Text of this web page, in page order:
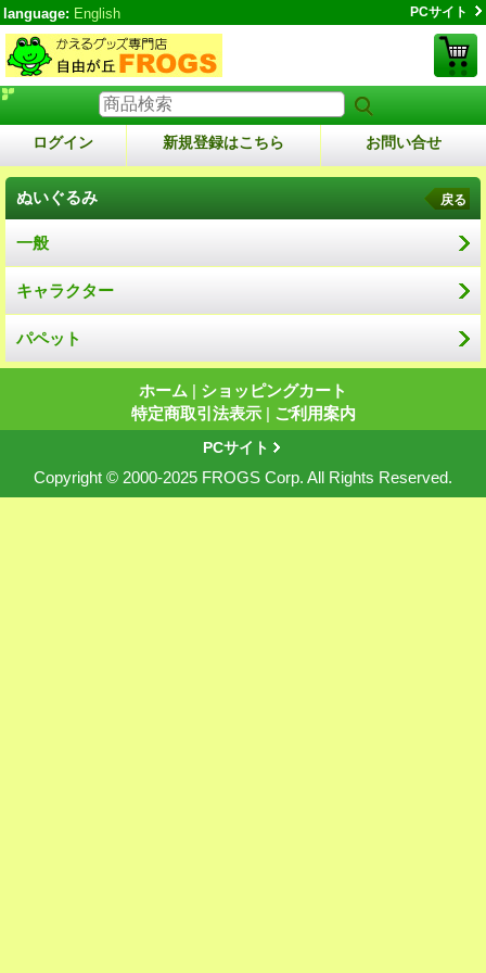
language: English PCサイト
ログイン 新規登録はこちら お問い合せ
ぬいぐるみ 戻る
一般
キャラクター
パペット
ホーム | ショッピングカート
特定商取引法表示 | ご利用案内
PCサイト
Copyright © 2000-2025 FROGS Corp. All Rights Reserved.